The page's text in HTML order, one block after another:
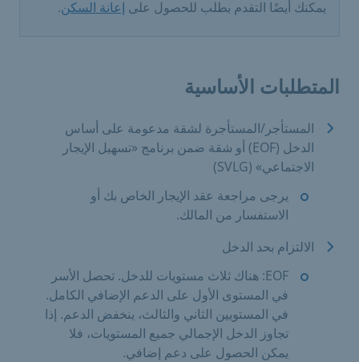
يمكنك أيضًا التقدم بطلب للحصول على إعانة السكن.
المتطلبات الأساسية
المستأجر/المستأجرة لشقة مدعومة على أساس
الدخل (EOF) أو شقة ضمن برنامج «تسهيل الإيجار
الاجتماعي» (SVLG)
يرجى مراجعة عقد الإيجار الخاص بك أو
الاستفسار من المالك.
الالتزام بحد الدخل
EOF: هناك ثلاث مستويات للدخل. تحصل الأسر
في المستوى الأول على الدعم الإضافي الكامل.
في المستويين الثاني والثالث، ينخفض الدعم. إذا
تجاوز الدخل الإجمالي جميع المستويات، فلا
يمكن الحصول على دعم إضافي.